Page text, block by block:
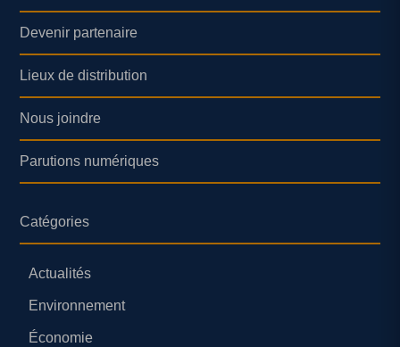
Devenir partenaire
Lieux de distribution
Nous joindre
Parutions numériques
Catégories
Actualités
Environnement
Économie